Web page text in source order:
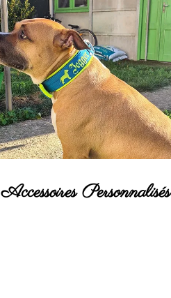
Accessoires Personnalisés